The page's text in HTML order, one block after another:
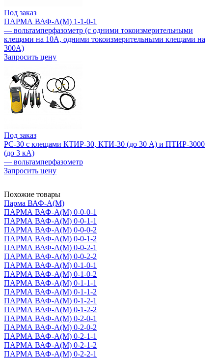
Под заказ
ПАРМА ВАФ-А(М) 1-1-0-1
— вольтамперфазометр (с одними токоизмерительными
клещами на 10А, одними токоизмерительными клещами на
300А)
Запросить цену
Под заказ
РС-30 с клещами КТИР-30, КТИ-30 (до 30 А) и ПТИР-3000
(до 3 кА)
— вольтамперфазометр
Запросить цену
Похожие товары
Парма ВАФ-А(М)
ПАРМА ВАФ-А(М) 0-0-0-1
ПАРМА ВАФ-А(М) 0-0-1-1
ПАРМА ВАФ-А(М) 0-0-0-2
ПАРМА ВАФ-А(М) 0-0-1-2
ПАРМА ВАФ-А(М) 0-0-2-1
ПАРМА ВАФ-А(М) 0-0-2-2
ПАРМА ВАФ-А(М) 0-1-0-1
ПАРМА ВАФ-А(М) 0-1-0-2
ПАРМА ВАФ-А(М) 0-1-1-1
ПАРМА ВАФ-А(М) 0-1-1-2
ПАРМА ВАФ-А(М) 0-1-2-1
ПАРМА ВАФ-А(М) 0-1-2-2
ПАРМА ВАФ-А(М) 0-2-0-1
ПАРМА ВАФ-А(М) 0-2-0-2
ПАРМА ВАФ-А(М) 0-2-1-1
ПАРМА ВАФ-А(М) 0-2-1-2
ПАРМА ВАФ-А(М) 0-2-2-1